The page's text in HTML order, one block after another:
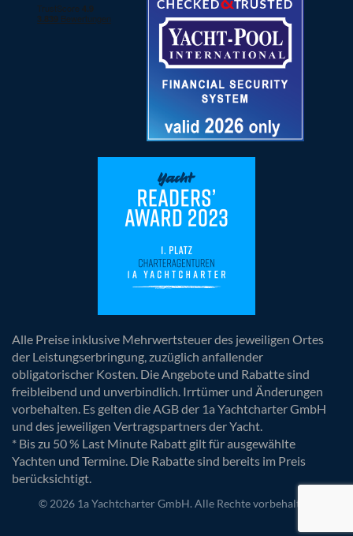
Alle Preise inklusive Mehrwertsteuer des jeweiligen Ortes
der Leistungserbringung, zuzüglich anfallender
obligatorischer Kosten. Die Angebote und Rabatte sind
freibleibend und unverbindlich. Irrtümer und Änderungen
vorbehalten. Es gelten die AGB der 1a Yachtcharter GmbH
und des jeweiligen Vertragspartners der Yacht.
* Bis zu 50 % Last Minute Rabatt gilt für ausgewählte
Yachten und Termine. Die Rabatte sind bereits im Preis
berücksichtigt.
© 2026 1a Yachtcharter GmbH. Alle Rechte vorbehalten.